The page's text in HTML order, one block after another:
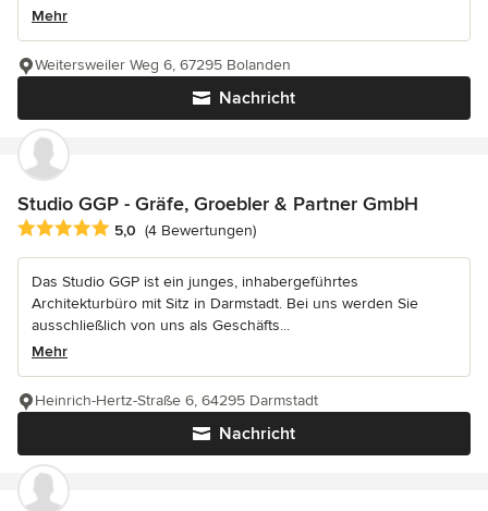
Mehr
Nachricht
Weitersweiler Weg 6, 67295 Bolanden
Studio GGP - Gräfe, Groebler & Partner GmbH
Durchschnittliche Bewertung: 5 von 5 Sternen
5,0 (4 Bewertungen)
Das Studio GGP ist ein junges, inhabergeführtes
Architekturbüro mit Sitz in Darmstadt. Bei uns werden Sie
ausschließlich von uns als Geschäfts...
Mehr
Nachricht
Heinrich-Hertz-Straße 6, 64295 Darmstadt